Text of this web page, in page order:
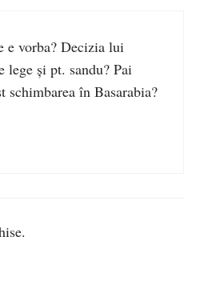
e vorba? Decizia lui
lege și pt. sandu? Pai
schimbarea în Basarabia?